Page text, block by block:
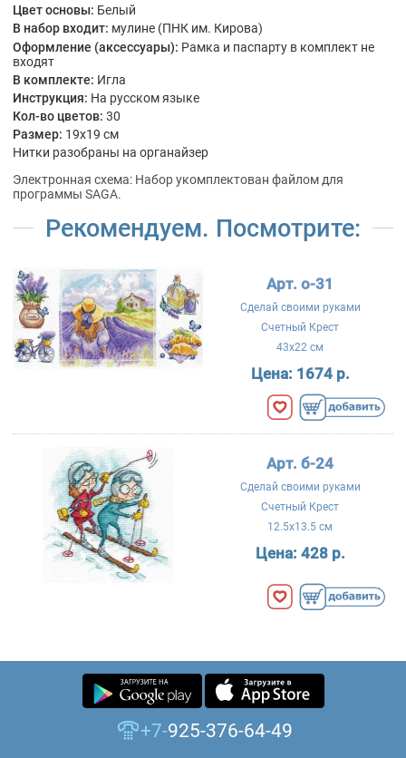
Цвет основы: Белый
В набор входит: мулине (ПНК им. Кирова)
Оформление (аксессуары): Рамка и паспарту в комплект не
входят
В комплекте: Игла
Инструкция: На русском языке
Кол-во цветов: 30
Размер: 19x19 см
Нитки разобраны на органайзер
Электронная схема: Набор укомплектован файлом для
программы SAGA.
Рекомендуем. Посмотрите:
Арт. о-31
Сделай своими руками
Счетный Крест
43x22 см
Цена: 1674 р.
Арт. б-24
Сделай своими руками
Счетный Крест
12.5x13.5 см
Цена: 428 р.
+7-925-376-64-49